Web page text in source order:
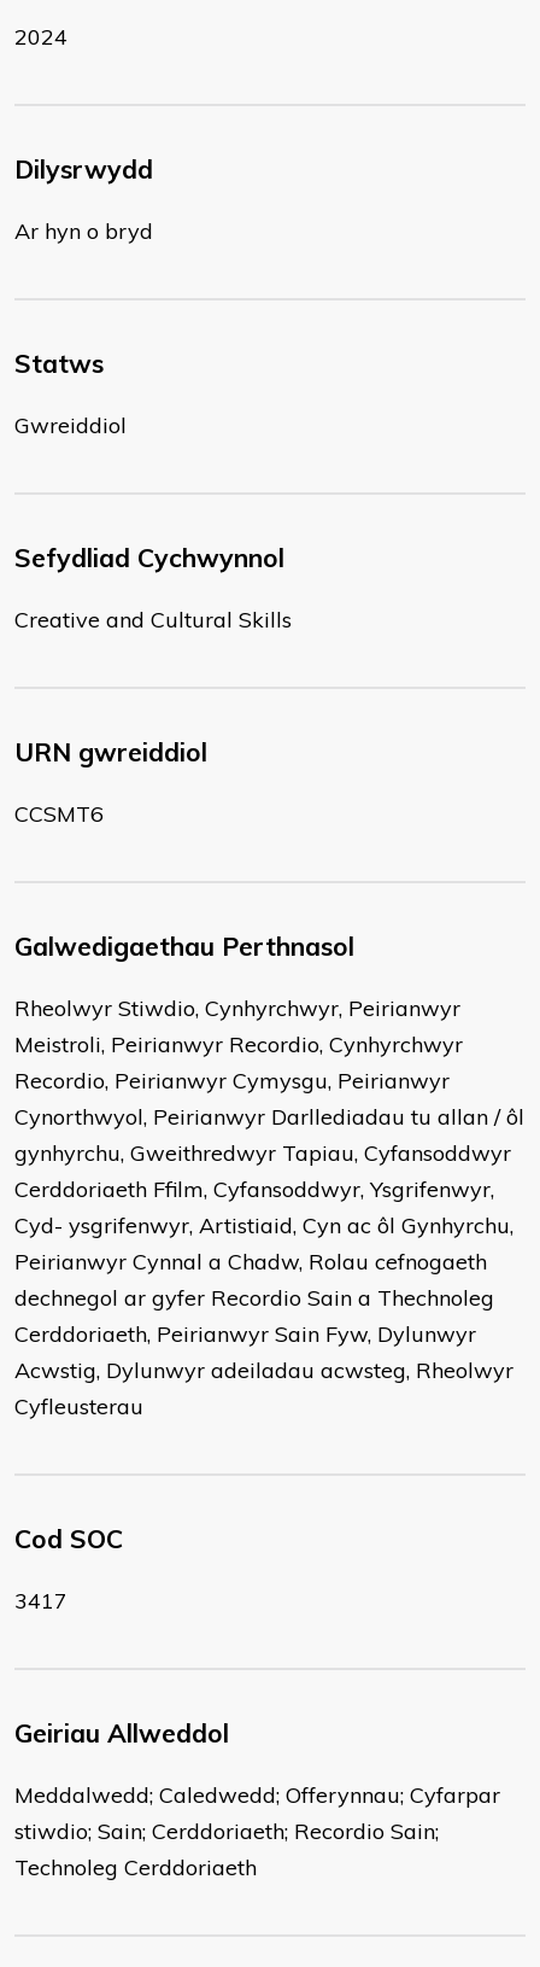
2024
Dilysrwydd
Ar hyn o bryd
Statws
Gwreiddiol
Sefydliad Cychwynnol
Creative and Cultural Skills
URN gwreiddiol
CCSMT6
Galwedigaethau Perthnasol
Rheolwyr Stiwdio, Cynhyrchwyr, Peirianwyr
Meistroli, Peirianwyr Recordio, Cynhyrchwyr
Recordio, Peirianwyr Cymysgu, Peirianwyr
Cynorthwyol, Peirianwyr Darllediadau tu allan / ôl
gynhyrchu, Gweithredwyr Tapiau, Cyfansoddwyr
Cerddoriaeth Ffilm, Cyfansoddwyr, Ysgrifenwyr,
Cyd- ysgrifenwyr, Artistiaid, Cyn ac ôl Gynhyrchu,
Peirianwyr Cynnal a Chadw, Rolau cefnogaeth
dechnegol ar gyfer Recordio Sain a Thechnoleg
Cerddoriaeth, Peirianwyr Sain Fyw, Dylunwyr
Acwstig, Dylunwyr adeiladau acwsteg, Rheolwyr
Cyfleusterau
Cod SOC
3417
Geiriau Allweddol
Meddalwedd; Caledwedd; Offerynnau; Cyfarpar
stiwdio; Sain; Cerddoriaeth; Recordio Sain;
Technoleg Cerddoriaeth